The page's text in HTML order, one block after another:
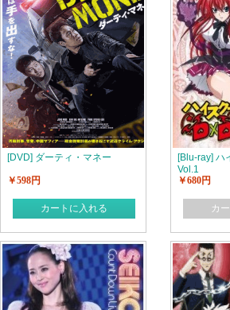
[DVD] ダーティ・マネー
￥598円
カートに入れる
[Blu-ray] ハ
Vol.1
￥680円
カ